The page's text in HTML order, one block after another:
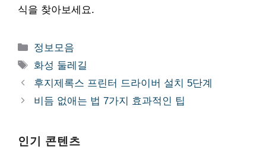
식을 찾아보세요.
카
테
리
정보모음
태
그
화성 둘레길
후지제록스 프린터 드라이버 설치 5단계
비듬 없애는 법 7가지 효과적인 팁
인기 콘텐츠